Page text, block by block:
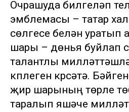
Очрашуда билгеләп
эмблемасы – татар
сөлгесе белән уратып
шары – дөнья буйлап
талантлы
күплеген күрсәтә.
җир шарының төрле
таралып яшәүче